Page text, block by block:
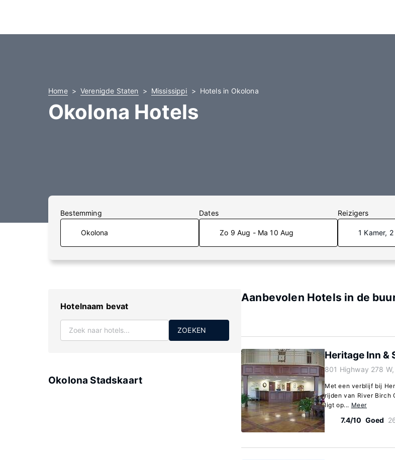
Home Verenigde Staten Mississippi Hotels in Okolona
Okolona Hotels
Bestemming Dates
Zo 9 Aug - Ma 10 Aug
Reizigers
1 Kamer, 2
Hotelnaam bevat
ZOEKEN
Okolona Stadskaart
Aanbevolen Hotels in de
Heritage Inn &
801 Highway 278
Met een verblijf bij
rijden van River Birch
ligt op... Meer
7.4/10 Goed